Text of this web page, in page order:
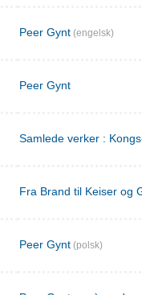
Peer Gynt (engelsk)
Peer Gynt
Samlede verker :
Fra Brand til Keiser og
Peer Gynt (polsk)